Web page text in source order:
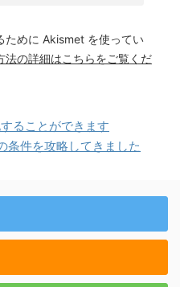
ために Akismet を使ってい
法の詳細はこちらをご覧くだ
ることができます
条件を攻略してきました